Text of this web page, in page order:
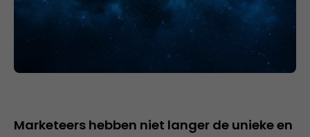
Marketeers hebben niet langer de unieke en